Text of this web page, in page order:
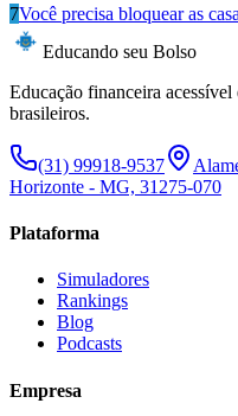
7Você precisa bloquear as
Educando seu Bolso
Educação financeira
brasileiros.
(31) 99918-9537
Horizonte - MG, 31275-070
Plataforma
Simuladores
Rankings
Blog
Podcasts
Empresa